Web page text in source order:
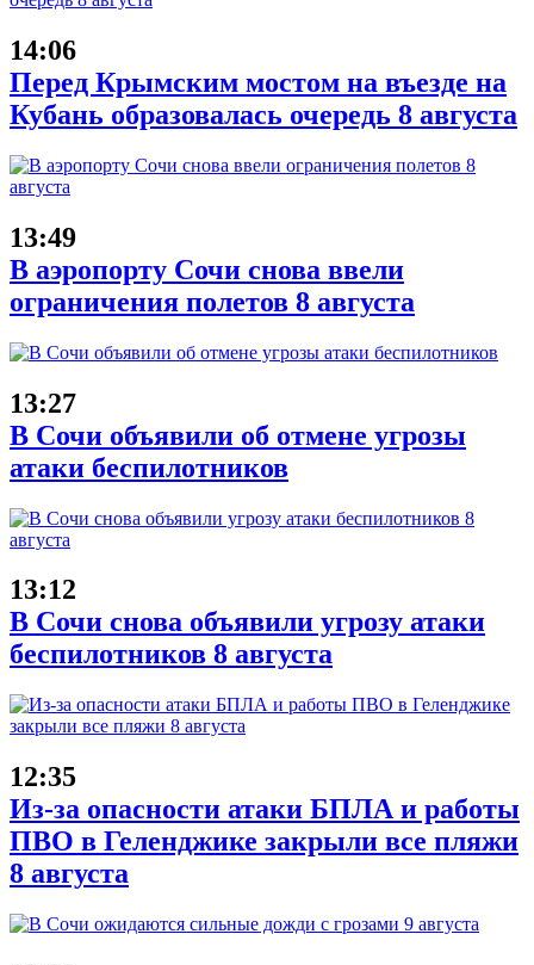
14:06
Перед Крымским мостом на въезде на
Кубань образовалась очередь 8 августа
13:49
В аэропорту Сочи снова ввели
ограничения полетов 8 августа
13:27
В Сочи объявили об отмене угрозы
атаки беспилотников
13:12
В Сочи снова объявили угрозу атаки
беспилотников 8 августа
12:35
Из-за опасности атаки БПЛА и работы
ПВО в Геленджике закрыли все пляжи
8 августа